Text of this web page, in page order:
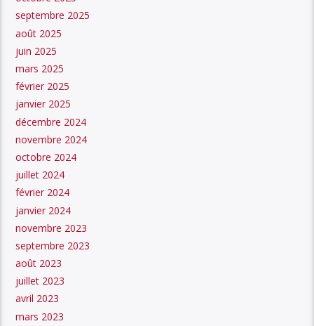
septembre 2025
août 2025
juin 2025
mars 2025
février 2025
janvier 2025
décembre 2024
novembre 2024
octobre 2024
juillet 2024
février 2024
janvier 2024
novembre 2023
septembre 2023
août 2023
juillet 2023
avril 2023
mars 2023